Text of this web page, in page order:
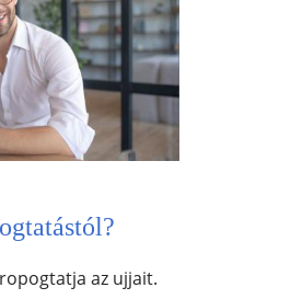
az ujjait.